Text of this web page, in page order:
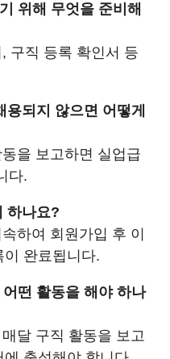
위해 무엇을 준비해
구직 등록 확인서 등
되지 않으면 어떻게
을 보고하면 실업급
다.
하나요?
하여 회원가입 후 이
이 완료됩니다.
떤 활동을 해야 하나
달 구직 활동을 보고